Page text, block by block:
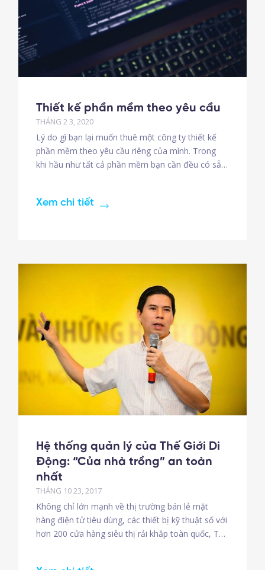
Thiết kế phần mềm theo yêu cầu
THÁNG 2 3, 2020
Lý do gì bạn lại muốn thuê một công ty thiết kế
phần mềm theo yêu cầu riêng của mình. Trong
khi hầu như tất cả phần mềm bạn cần đều có sẵn
Xem chi tiết
Hệ thống quản lý của Thế Giới Di
Động: “Của nhà trồng” an toàn
nhất
THÁNG 10 23, 2017
Không chỉ lớn mạnh về thị trường bán lẻ mặt
hàng điện tử tiêu dùng, các thiết bị kỹ thuật số với
hơn 200 cửa hàng siêu thị rải khắp toàn quốc, Thế